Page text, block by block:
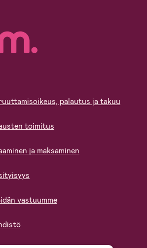
palautus ja takuu
toimitus
ja maksaminen
vastuumme